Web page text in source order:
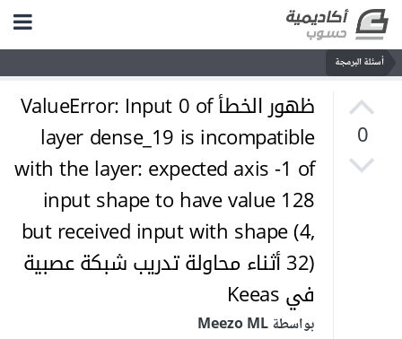
أسئلة البرمجة
0
ظهور الخطأ ValueError: Input 0 of
layer dense_19 is incompatible
with the layer: expected axis -1 of
input shape to have value 128
but received input with shape (4,
32) أثناء محاولة تدريب شبكة عصبية
في Keeas
بواسطة Meezo ML